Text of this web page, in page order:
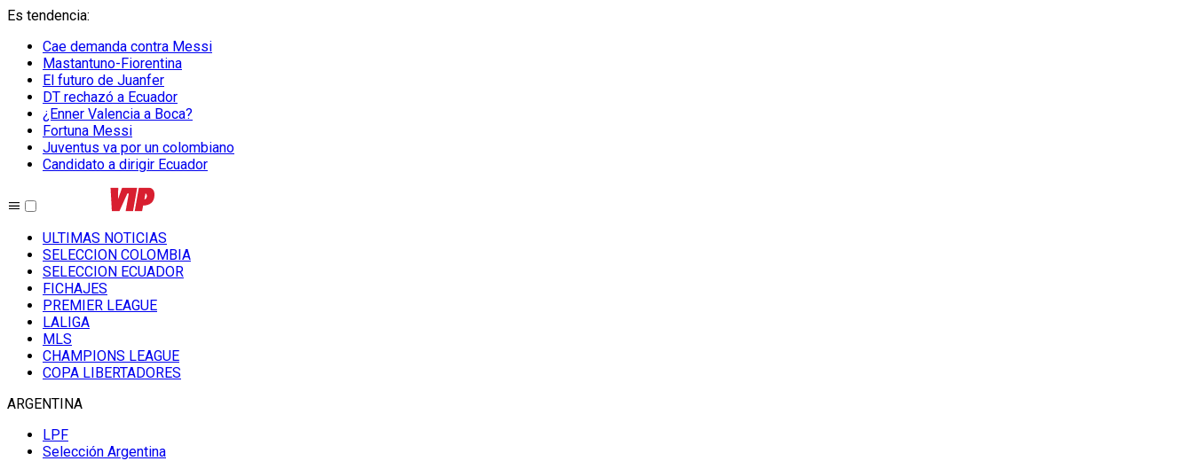
Es tendencia:
Cae demanda contra Messi
Mastantuno-Fiorentina
El futuro de Juanfer
DT rechazó a Ecuador
¿Enner Valencia a Boca?
Fortuna Messi
Juventus va por un colombiano
Candidato a dirigir Ecuador
ULTIMAS NOTICIAS
SELECCION COLOMBIA
SELECCION ECUADOR
FICHAJES
PREMIER LEAGUE
LALIGA
MLS
CHAMPIONS LEAGUE
COPA LIBERTADORES
ARGENTINA
LPF
Selección Argentina